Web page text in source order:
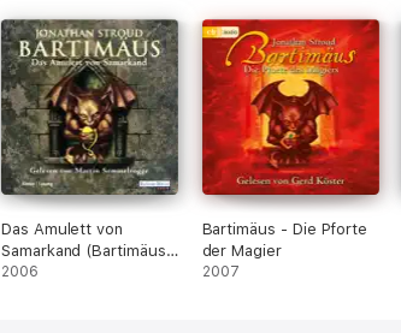
Das Amulett von
Samarkand (Bartimäus
1)
2006
Bartimäus - Die Pforte
der Magier
2007